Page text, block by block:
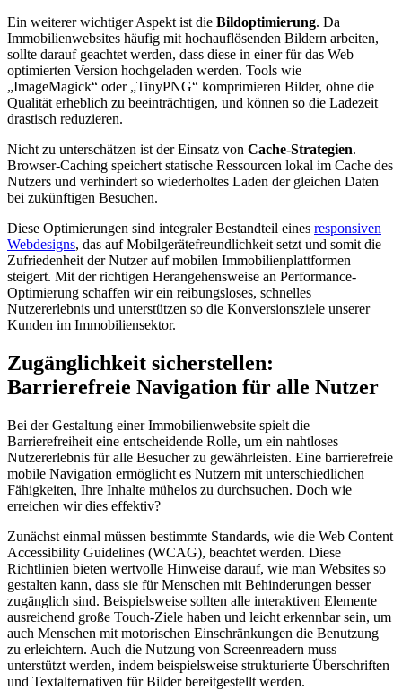
Ein weiterer wichtiger Aspekt ist die Bildoptimierung. Da
Immobilienwebsites häufig mit hochauflösenden Bildern arbeiten,
sollte darauf geachtet werden, dass diese in einer für das Web
optimierten Version hochgeladen werden. Tools wie
„ImageMagick“ oder „TinyPNG“ komprimieren Bilder, ohne die
Qualität erheblich zu beeinträchtigen, und können so die Ladezeit
drastisch reduzieren.
Nicht zu unterschätzen ist der Einsatz von Cache-Strategien.
Browser-Caching speichert statische Ressourcen lokal im Cache des
Nutzers und verhindert so wiederholtes Laden der gleichen Daten
bei zukünftigen Besuchen.
Diese Optimierungen sind integraler Bestandteil eines responsiven
Webdesigns, das auf Mobilgerätefreundlichkeit setzt und somit die
Zufriedenheit der Nutzer auf mobilen Immobilienplattformen
steigert. Mit der richtigen Herangehensweise an Performance-
Optimierung schaffen wir ein reibungsloses, schnelles
Nutzererlebnis und unterstützen so die Konversionsziele unserer
Kunden im Immobiliensektor.
Zugänglichkeit sicherstellen:
Barrierefreie Navigation für alle Nutzer
Bei der Gestaltung einer Immobilienwebsite spielt die
Barrierefreiheit eine entscheidende Rolle, um ein nahtloses
Nutzererlebnis für alle Besucher zu gewährleisten. Eine barrierefreie
mobile Navigation ermöglicht es Nutzern mit unterschiedlichen
Fähigkeiten, Ihre Inhalte mühelos zu durchsuchen. Doch wie
erreichen wir dies effektiv?
Zunächst einmal müssen bestimmte Standards, wie die Web Content
Accessibility Guidelines (WCAG), beachtet werden. Diese
Richtlinien bieten wertvolle Hinweise darauf, wie man Websites so
gestalten kann, dass sie für Menschen mit Behinderungen besser
zugänglich sind. Beispielsweise sollten alle interaktiven Elemente
ausreichend große Touch-Ziele haben und leicht erkennbar sein, um
auch Menschen mit motorischen Einschränkungen die Benutzung
zu erleichtern. Auch die Nutzung von Screenreadern muss
unterstützt werden, indem beispielsweise strukturierte Überschriften
und Textalternativen für Bilder bereitgestellt werden.